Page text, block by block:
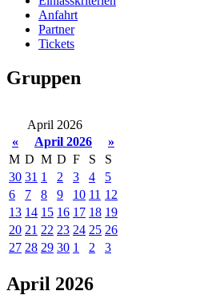
Anfahrt
Partner
Tickets
Gruppen
April 2026
«
April 2026
»
M D M D F S
S
30 31 1 2 3 4
5
6
7 8 9 10 11 12
13 14 15 16 17 18 19
20 21 22 23 24 25 26
27 28 29 30 1 2 3
April 2026